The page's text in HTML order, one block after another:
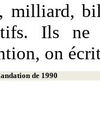
Ils ne
on
de 1990